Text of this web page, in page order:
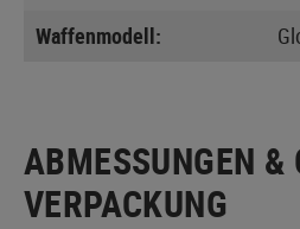
Waffenmodell:
ABMESSUNGEN &
VERPACKUNG